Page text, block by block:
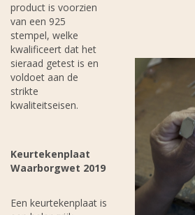
product is voorzien
van een 925
stempel, welke
kwalificeert dat het
sieraad getest is en
voldoet aan de
strikte
kwaliteitseisen.
Keurtekenplaat
Waarborgwet 2019
Een keurtekenplaat is